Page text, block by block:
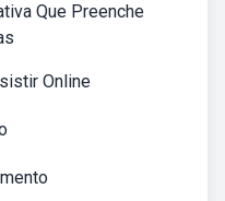
Que Preenche
Online